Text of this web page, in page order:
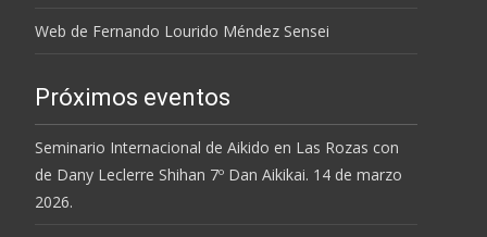
Web de Fernando Lourido Méndez Sensei
Próximos eventos
Seminario Internacional de Aikido en Las Rozas con
de Dany Leclerre Shihan 7º Dan Aikikai. 14 de marzo
2026.